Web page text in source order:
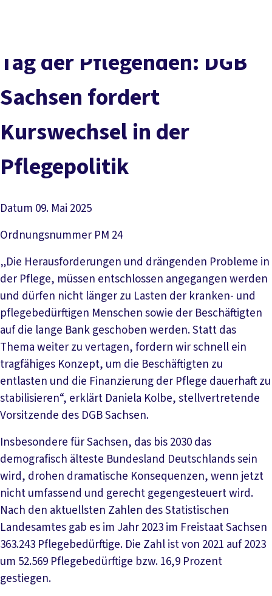
Service
Mitmachen
Tag der Pflegenden: DGB
Sachsen fordert
Kurswechsel in der
Pflegepolitik
Datum 09. Mai 2025
Ordnungsnummer PM 24
„Die Herausforderungen und drängenden Probleme in
der Pflege, müssen entschlossen angegangen werden
und dürfen nicht länger zu Lasten der kranken- und
pflegebedürftigen Menschen sowie der Beschäftigten
auf die lange Bank geschoben werden. Statt das
Thema weiter zu vertagen, fordern wir schnell ein
tragfähiges Konzept, um die Beschäftigten zu
entlasten und die Finanzierung der Pflege dauerhaft zu
stabilisieren“, erklärt Daniela Kolbe, stellvertretende
Vorsitzende des DGB Sachsen.
Insbesondere für Sachsen, das bis 2030 das
demografisch älteste Bundesland Deutschlands sein
wird, drohen dramatische Konsequenzen, wenn jetzt
nicht umfassend und gerecht gegengesteuert wird.
Nach den aktuellsten Zahlen des Statistischen
Landesamtes gab es im Jahr 2023 im Freistaat Sachsen
363.243 Pflegebedürftige. Die Zahl ist von 2021 auf 2023
um 52.569 Pflegebedürftige bzw. 16,9 Prozent
gestiegen.